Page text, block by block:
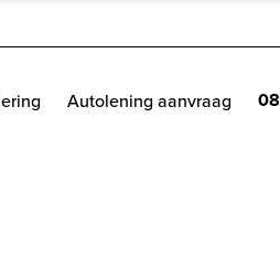
Autolening aanvraag